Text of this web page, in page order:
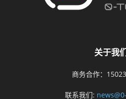
关于我
商务合作：
联系我们: